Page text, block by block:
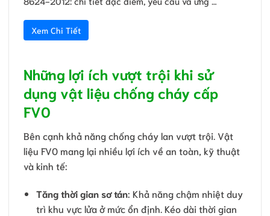
Xem Chi Tiết
Những lợi ích vượt trội khi sử
dụng vật liệu chống cháy cấp
FV0
Bên cạnh khả năng chống cháy lan vượt trội. Vật
liệu FV0 mang lại nhiều lợi ích về an toàn, kỹ thuật
và kinh tế:
Tăng thời gian sơ tán: Khả năng chậm nhiệt duy
trì khu vực lửa ở mức ổn định. Kéo dài thời gian